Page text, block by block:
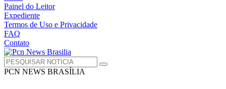
Painel do Leitor
Expediente
Termos de Uso e Privacidade
FAQ
Contato
PCN NEWS BRASÍLIA